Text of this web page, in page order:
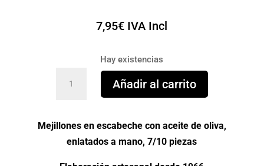
7,95€ IVA Incl
Hay existencias
MARISCADORA
grandes
Añadir al carrito
Mejillones en escabeche con aceite de oliva,
enlatados a mano, 7/10 piezas